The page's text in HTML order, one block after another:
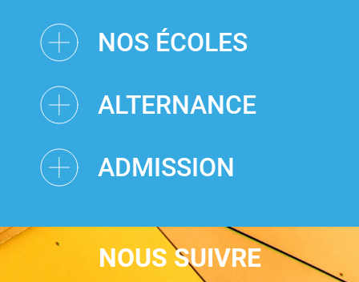
NOS ÉCOLES
ALTERNANCE
ADMISSION
NOUS SUIVRE